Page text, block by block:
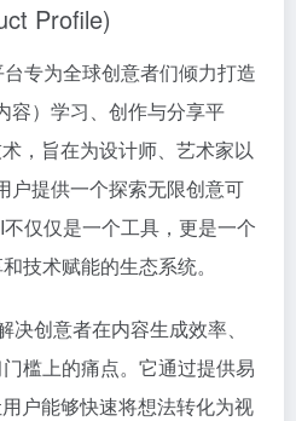
Profile)
专为全球创意者们倾力打造
容）学习、创作与分享平
，旨在为设计师、艺术家以
户提供一个探索无限创意可
仅仅是一个工具，更是一个
技术赋能的生态系统。
决创意者在内容生成效率、
槛上的痛点。它通过提供易
户能够快速将想法转化为视